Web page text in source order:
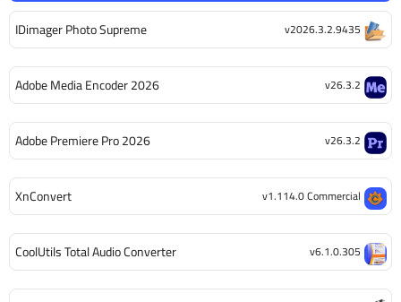
IDimager Photo Supreme v2026.3.2.9435
Adobe Media Encoder 2026 v26.3.2
Adobe Premiere Pro 2026 v26.3.2
XnConvert v1.114.0 Commercial
CoolUtils Total Audio Converter v6.1.0.305